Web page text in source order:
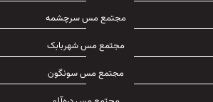
مجتمع مس سرچشمه
مجتمع مس شهربابک
مجتمع مس سونگون